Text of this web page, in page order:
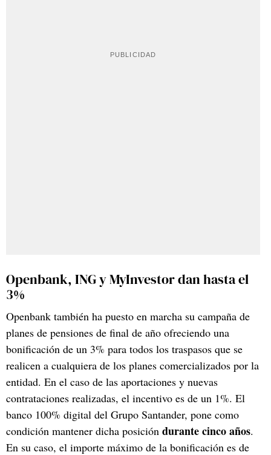
Openbank, ING y MyInvestor dan hasta el
3%
Openbank también ha puesto en marcha su campaña de
planes de pensiones de final de año ofreciendo una
bonificación de un 3% para todos los traspasos que se
realicen a cualquiera de los planes comercializados por la
entidad. En el caso de las aportaciones y nuevas
contrataciones realizadas, el incentivo es de un 1%. El
banco 100% digital del Grupo Santander, pone como
condición mantener dicha posición durante cinco años.
En su caso, el importe máximo de la bonificación es de